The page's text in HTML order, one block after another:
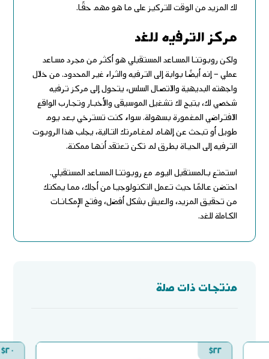
لك المزيد من الوقت للتركيز على ما هو مهم حقًا.
مركز الترفيه للغد
ولكن روبوتنا المساعد المستقبلي هو أكثر من مجرد مساعد
عملي – إنه أيضًا بوابة إلى الترفيه والثراء غير المحدود. من خلال
واجهته البديهية والاتصال السلس، يتحول إلى مركز ترفيه
شخصي لك، يتيح لك تشغيل الموسيقى والأخبار وتجارب الواقع
الافتراضي المغمورة بسهولة. سواء كنت تسترخي بعد يوم
طويل أو تبحث عن إلهام لمغامرتك التالية، يجلب هذا الروبوت
الترفيه إلى الحياة بطرق لم تكن تعتقد أنها ممكنة.
استمتع بالمستقبل اليوم مع روبوتنا المساعد المستقبلي.
احتضن عالمًا حيث تعمل التكنولوجيا من أجلك، مما يمكنك
من تحقيق المزيد، والعيش بشكل أفضل، وفتح الإمكانات
الكاملة للغد.
منتجات ذات صلة
$٢٢ $٢٠